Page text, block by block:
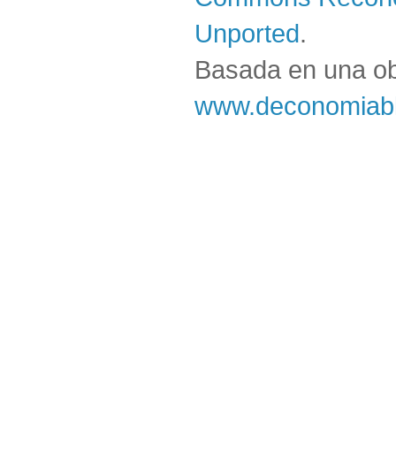
Unported.
Basada en una